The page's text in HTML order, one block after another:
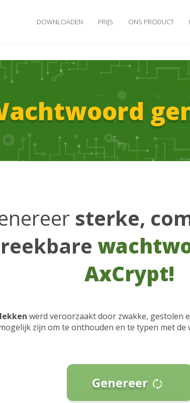
DOWNLOADEN PRIJS ONS PRODUCT
sterke,
AxCrypt!
werd veroorzaakt door zwakke, gestolen
zijn om te onthouden en te typen met
Genereer